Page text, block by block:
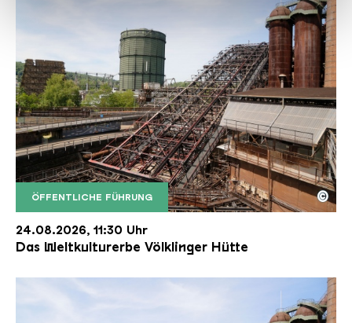
ÖFFENTLICHE FÜHRUNG
Der Erzschrägaufzug der Völklinger Hütte mit
Copyright: Weltkulturerbe Völklinger Hütte | Karl
©
24.08.2026, 11:30 Uhr
Das Weltkulturerbe Völklinger Hütte